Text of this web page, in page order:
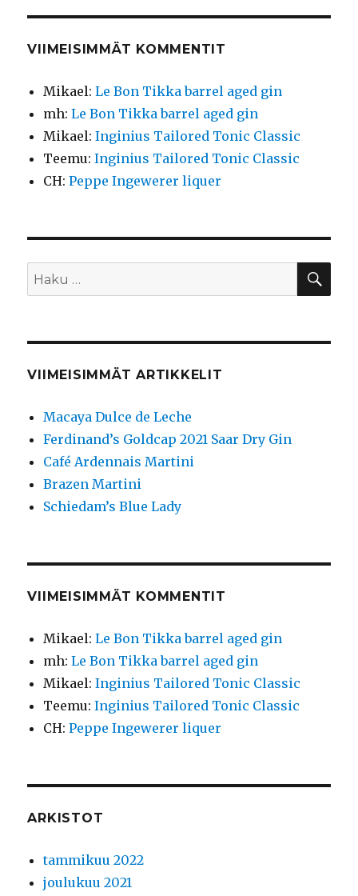
VIIMEISIMMÄT KOMMENTIT
Mikael:Le Bon Tikka barrel aged gin
mh:Le Bon Tikka barrel aged gin
Mikael:Inginius Tailored Tonic Classic
Teemu:Inginius Tailored Tonic Classic
CH:Peppe Ingewerer liquer
Etsi:
VIIMEISIMMÄT ARTIKKELIT
Macaya Dulce de Leche
Ferdinand’s Goldcap 2021 Saar Dry Gin
Café Ardennais Martini
Brazen Martini
Schiedam’s Blue Lady
VIIMEISIMMÄT KOMMENTIT
Mikael:Le Bon Tikka barrel aged gin
mh:Le Bon Tikka barrel aged gin
Mikael:Inginius Tailored Tonic Classic
Teemu:Inginius Tailored Tonic Classic
CH:Peppe Ingewerer liquer
ARKISTOT
tammikuu 2022
joulukuu 2021